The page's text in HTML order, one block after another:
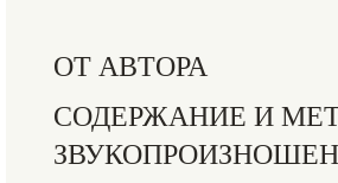
ОТ АВТОРА
СОДЕРЖАНИЕ И